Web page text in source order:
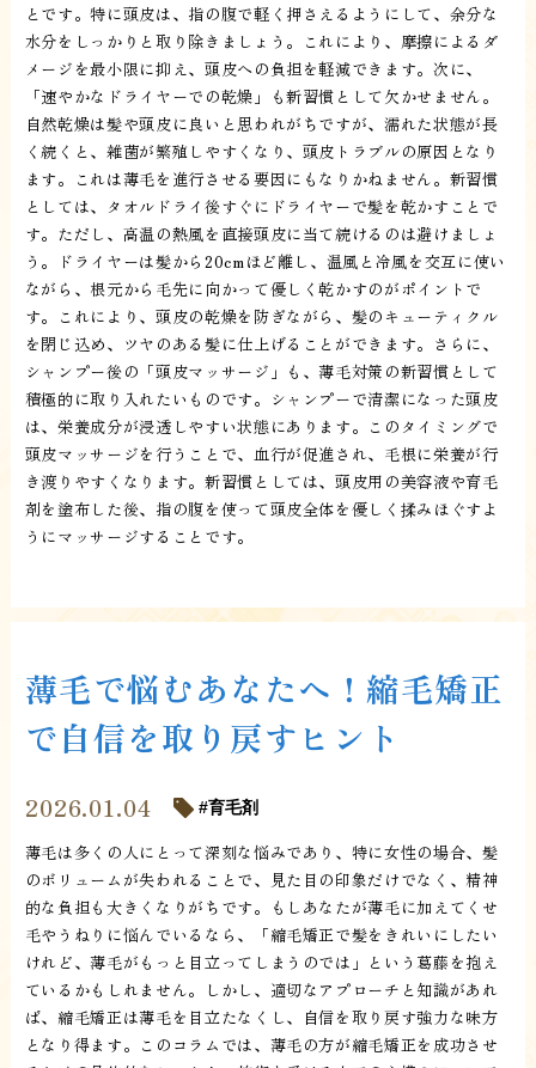
とです。特に頭皮は、指の腹で軽く押さえるようにして、余分な
水分をしっかりと取り除きましょう。これにより、摩擦によるダ
メージを最小限に抑え、頭皮への負担を軽減できます。次に、
「速やかなドライヤーでの乾燥」も新習慣として欠かせません。
自然乾燥は髪や頭皮に良いと思われがちですが、濡れた状態が長
く続くと、雑菌が繁殖しやすくなり、頭皮トラブルの原因となり
ます。これは薄毛を進行させる要因にもなりかねません。新習慣
としては、タオルドライ後すぐにドライヤーで髪を乾かすことで
す。ただし、高温の熱風を直接頭皮に当て続けるのは避けましょ
う。ドライヤーは髪から20cmほど離し、温風と冷風を交互に使い
ながら、根元から毛先に向かって優しく乾かすのがポイントで
す。これにより、頭皮の乾燥を防ぎながら、髪のキューティクル
を閉じ込め、ツヤのある髪に仕上げることができます。さらに、
シャンプー後の「頭皮マッサージ」も、薄毛対策の新習慣として
積極的に取り入れたいものです。シャンプーで清潔になった頭皮
は、栄養成分が浸透しやすい状態にあります。このタイミングで
頭皮マッサージを行うことで、血行が促進され、毛根に栄養が行
き渡りやすくなります。新習慣としては、頭皮用の美容液や育毛
剤を塗布した後、指の腹を使って頭皮全体を優しく揉みほぐすよ
うにマッサージすることです。
薄毛で悩むあなたへ！縮毛矯正
で自信を取り戻すヒント
2026.01.04 育毛剤
薄毛は多くの人にとって深刻な悩みであり、特に女性の場合、髪
のボリュームが失われることで、見た目の印象だけでなく、精神
的な負担も大きくなりがちです。もしあなたが薄毛に加えてくせ
毛やうねりに悩んでいるなら、「縮毛矯正で髪をきれいにしたい
けれど、薄毛がもっと目立ってしまうのでは」という葛藤を抱え
ているかもしれません。しかし、適切なアプローチと知識があれ
ば、縮毛矯正は薄毛を目立たなくし、自信を取り戻す強力な味方
となり得ます。このコラムでは、薄毛の方が縮毛矯正を成功させ